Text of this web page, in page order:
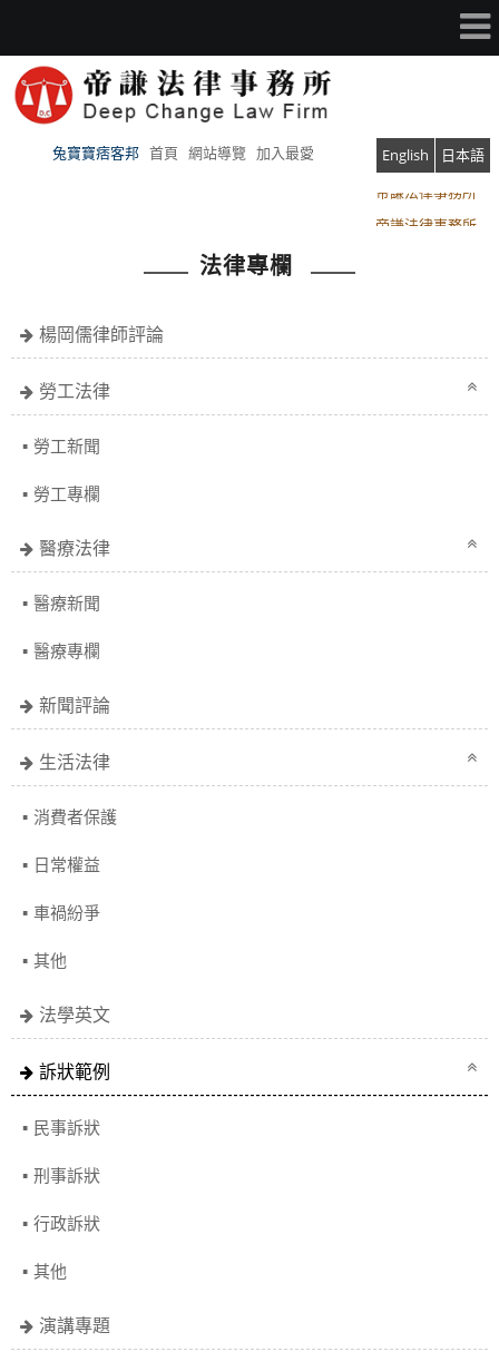
兔寶寶痞客邦 首頁 網站導覽 加入最愛 English
日本語
帝謙法律事務所
法律專欄
楊岡儒律師評論
勞工法律
勞工新聞
勞工專欄
醫療法律
醫療新聞
醫療專欄
新聞評論
生活法律
消費者保護
日常權益
車禍紛爭
其他
法學英文
訴狀範例
民事訴狀
刑事訴狀
行政訴狀
其他
演講專題